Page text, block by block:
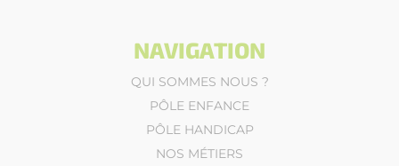
NAVIGATION
QUI SOMMES NOUS ?
PÔLE ENFANCE
PÔLE HANDICAP
NOS MÉTIERS